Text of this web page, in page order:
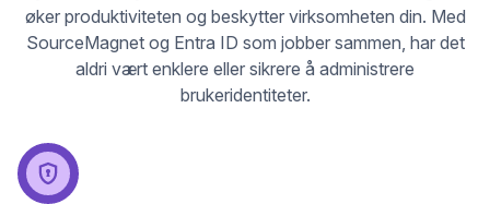
øker produktiviteten og beskytter virksomheten din. Med
SourceMagnet og Entra ID som jobber sammen, har det
aldri vært enklere eller sikrere å administrere
brukeridentiteter.